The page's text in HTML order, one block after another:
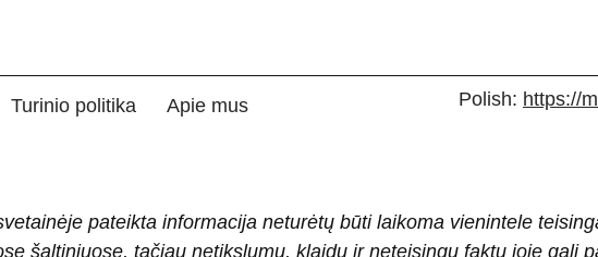
Turinio politika Apie mus Polish: https://
pateikta informacija neturėtų būti laikoma vienintele
šaltiniuose, tačiau netikslumų, klaidų ir neteisingų faktų joje gali